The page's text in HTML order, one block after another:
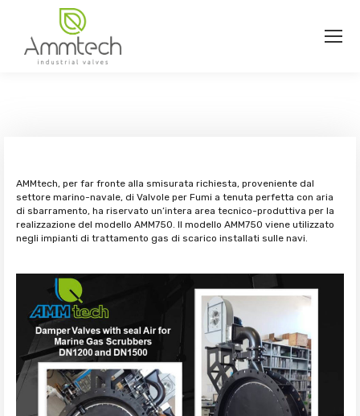
AMMtech, per far fronte alla smisurata richiesta, proveniente dal
settore marino-navale, di Valvole per Fumi a tenuta perfetta con aria
di sbarramento, ha riservato un’intera area tecnico-produttiva per la
realizzazione del modello AMM750. Il modello AMM750 viene utilizzato
negli impianti di trattamento gas di scarico installati sulle navi.